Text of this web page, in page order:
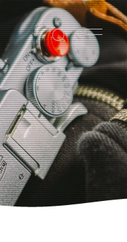
